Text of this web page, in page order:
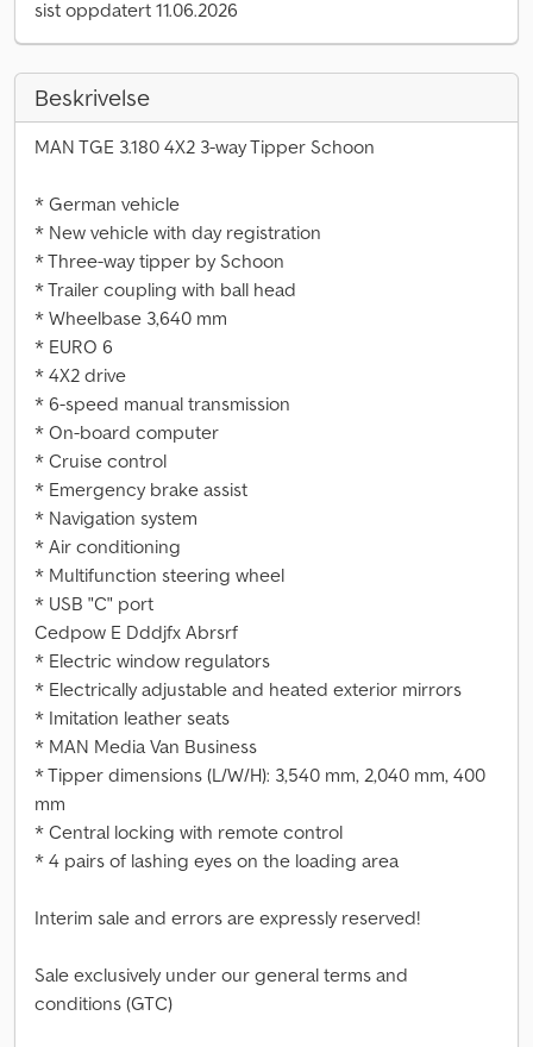
sist oppdatert 11.06.2026
Beskrivelse
MAN TGE 3.180 4X2 3-way Tipper Schoon
* German vehicle
* New vehicle with day registration
* Three-way tipper by Schoon
* Trailer coupling with ball head
* Wheelbase 3,640 mm
* EURO 6
* 4X2 drive
* 6-speed manual transmission
* On-board computer
* Cruise control
* Emergency brake assist
* Navigation system
* Air conditioning
* Multifunction steering wheel
* USB "C" port
Cedpow E Dddjfx Abrsrf
* Electric window regulators
* Electrically adjustable and heated exterior mirrors
* Imitation leather seats
* MAN Media Van Business
* Tipper dimensions (L/W/H): 3,540 mm, 2,040 mm, 400
mm
* Central locking with remote control
* 4 pairs of lashing eyes on the loading area
Interim sale and errors are expressly reserved!
Sale exclusively under our general terms and
conditions (GTC)